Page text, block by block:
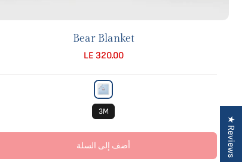
Bear Blanket
LE 320.00
3M
أضف إلى السلة ★ Reviews